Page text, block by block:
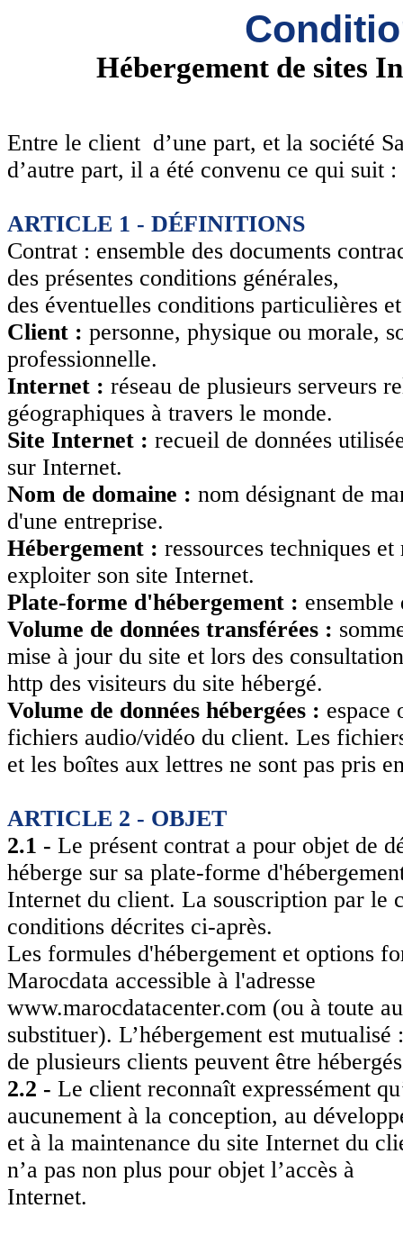
Hébergement de sites
Entre le client d’une part, et la société
d’autre part, il a été convenu ce qui suit :
ARTICLE 1 - DÉFINITIONS
Contrat : ensemble des documents
des présentes conditions générales,
des éventuelles conditions particulières
Client : personne, physique ou morale,
professionnelle.
Internet : réseau de plusieurs serveurs
géographiques à travers le monde.
Site Internet : recueil de données
sur Internet.
Nom de domaine : nom désignant de
d'une entreprise.
Hébergement : ressources techniques
exploiter son site Internet.
Plate-forme d'hébergement : ensemble
Volume de données transférées :
mise à jour du site et lors des
http des visiteurs du site hébergé.
Volume de données hébergées : espace
fichiers audio/vidéo du client. Les
et les boîtes aux lettres ne sont pas pris
ARTICLE 2 - OBJET
2.1 - Le présent contrat a pour objet de
héberge sur sa plate-forme
Internet du client. La souscription par le
conditions décrites ci-après.
Les formules d'hébergement et options
Marocdata accessible à l'adresse
www.marocdatacenter.com (ou à toute
substituer). L’hébergement est mutualisé
de plusieurs clients peuvent être
2.2 - Le client reconnaît expressément
aucunement à la conception, au
et à la maintenance du site Internet du
n’a pas non plus pour objet l’accès à
Internet.